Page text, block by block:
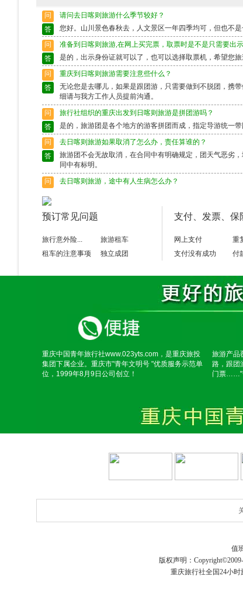
问
请问去日喀则旅游什么季节较好？
答
您好。山川景色春秋去，人文景区一年四季均可，但也不是
问
准备到日喀则旅游,在网上买完票，取票时是不是只需要出
答
是的，出示身份证就可以了，也可以选择取票机，希望您
问
重庆到日喀则旅游需要注意些什么？
答
无论您是去哪儿，如果是跟团游，只需要做到不脱团，携
细请与我方工作人员提前沟通。
问
旅行社组织的重庆出发到日喀则旅游是拼团游吗？
答
是的，旅游团是各个地方的游客拼团而成，指定导游统一带
问
去日喀则旅游如果取消了怎么办，责任算谁的？
答
旅游团不会无故取消，在合同中有明确规定，团天气恶劣
同中有标明。
问
去日喀则旅游，途中有人生病怎么办？
答
问
去日喀则旅游途中脱团了怎么办？
答
预订常见问题
旅行意外险...
旅游租车
租车的注意事项
独立成团
支付、发票、保
网上支付
重
支付没有成功
付
重庆中国青年旅行社www.023yts.com，是重庆旅投
集团下属企业。重庆市"青年文明号 "优质服务示范单
位，1999年8月9日公司创立！
旅游产品
路，跟团
门票……"
值
版权声明：
重庆旅行社全国24小时